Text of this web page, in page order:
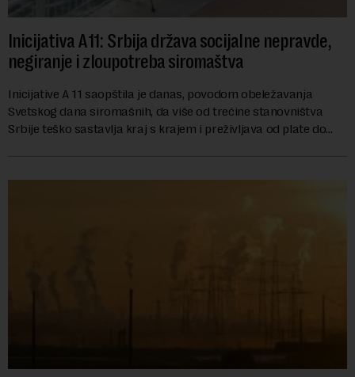
Inicijativa A11: Srbija država socijalne nepravde,
negiranje i zloupotreba siromaštva
Inicijative A 11 saopštila je danas, povodom obeležavanja
Svetskog dana siromašnih, da više od trećine stanovništva
Srbije teško sastavlja kraj s krajem i preživljava od plate do